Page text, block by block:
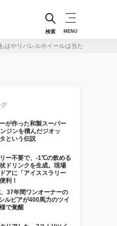
検索 MENU
はやリバレルホイールは当たり前!?」
が作った和製スーパー
ジンを積んだジオッ
という伝説
ー不要で、-1℃の飲める
ドリンクを生成。現場
アに「アイススラリー
利！
、37年間ワンオーナーの
ルビアが400馬力のツイ
で覚醒